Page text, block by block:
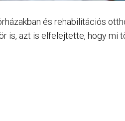
és rehabilitációs
is, azt is elfelejtette, hogy mi